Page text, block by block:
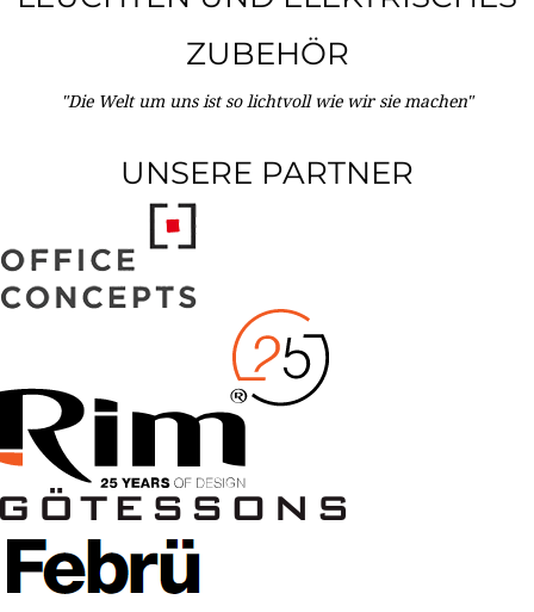
ZUBEHÖR
"Die Welt um uns ist so lichtvoll wie wir sie machen"
UNSERE PARTNER